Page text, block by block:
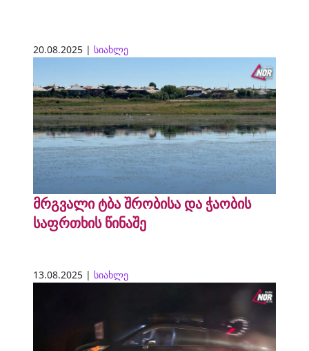
20.08.2025 | სიახლე
მრგვალი ტბა შრობისა და ჭაობის
საფრთხის წინაშე
13.08.2025 | სიახლე